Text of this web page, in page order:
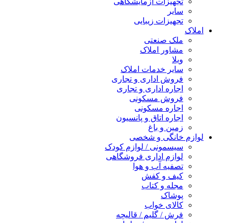
سایر
تجهیزات زیبایی
املاک
ملک صنعتی
مشاور املاک
ویلا
سایر خدمات املاک
فروش اداری و تجاری
اجاره اداری و تجاری
فروش مسکونی
اجاره مسکونی
اجاره اتاق و پانسیون
زمین و باغ
لوازم خانگی و شخصی
سیسمونی / لوازم کودک
لوازم اداری فروشگاهی
تصفیه آب و هوا
کیف و کفش
مجله و کتاب
پوشاک
کالای خواب
فرش / گلیم / قالیچه